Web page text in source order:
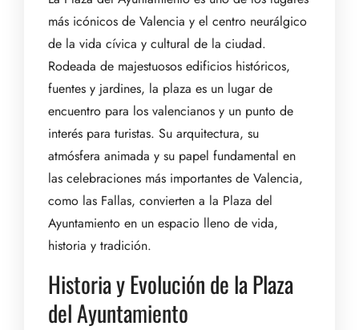
más icónicos de Valencia y el centro neurálgico
de la vida cívica y cultural de la ciudad.
Rodeada de majestuosos edificios históricos,
fuentes y jardines, la plaza es un lugar de
encuentro para los valencianos y un punto de
interés para turistas. Su arquitectura, su
atmósfera animada y su papel fundamental en
las celebraciones más importantes de Valencia,
como las Fallas, convierten a la Plaza del
Ayuntamiento en un espacio lleno de vida,
historia y tradición.
Historia y Evolución de la Plaza
del Ayuntamiento